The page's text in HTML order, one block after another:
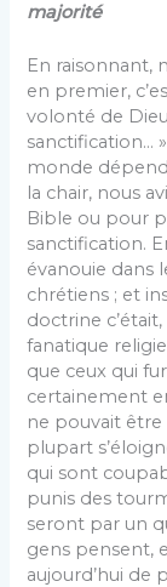
majorité
En raisonnant,
en premier,
volonté de
sanctification…
monde
la chair, nous
Bible ou pour
sanctification.
évanouie dans
chrétiens ; et
doctrine
fanatique
que ceux qui
certainement
ne pouvait être
plupart
qui sont
punis des
seront par un
gens pensent,
aujourd’hui de